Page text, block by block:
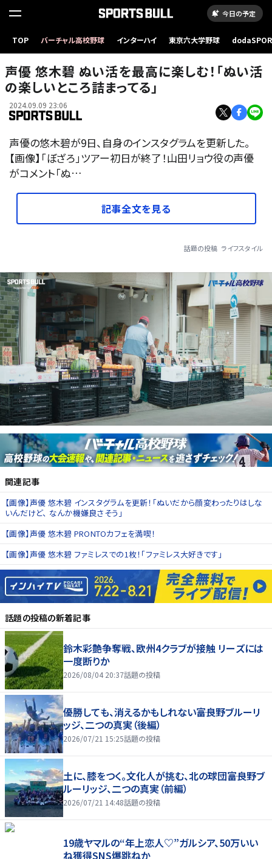
今日の予定
TOP バーチャル高校野球 インターハイ 東京六大学野球
声優 悠木碧 ぬい活を最高に楽しむ！「ぬい活
の楽しいところ詰まってる」
2024.09.09 23:06
声優の悠木碧が9日、自身のインスタグラムを更新した。
【画像】「ぼざろ」ツアー初日が終了！山田リョウ役の声優
がコメント「ぬ…
記事全文を見る
話題の投稿 ライフスタイル
関連記事
【画像】声優 悠木碧 インスタグラムを更新！「ぬいだから顔変わったりはしな
いんだけど、 なんか機嫌良さそう」
【画像】声優 悠木碧 PRONTOカフェを満喫！
【画像】声優 悠木碧 ファミレスでの1枚！「ファミレス大好きです」
話題の投稿の新着記事
鈴木彩艶争奪戦、欧州4クラブが接触 リーズには
一度断りか
2026/08/04 20:37話題の投稿
優勝しても、消えるかもしれない――富良野ブルーリ
ッジ、二つの真実（後編）
2026/07/21 15:25話題の投稿
土に、膝をつく。文化人が挑む、北の球団――富良野ブ
ルーリッジ、二つの真実（前編）
2026/07/21 14:48話題の投稿
19歳ヤマルの“年上恋人♡”ガルシア、50万いい
ね獲得SNS爆跳ねか